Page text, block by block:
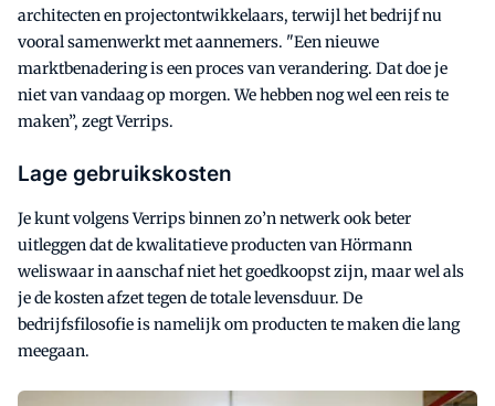
architecten en projectontwikkelaars, terwijl het bedrijf nu
vooral samenwerkt met aannemers. "Een nieuwe
marktbenadering is een proces van verandering. Dat doe je
niet van vandaag op morgen. We hebben nog wel een reis te
maken”, zegt Verrips.
Lage gebruikskosten
Je kunt volgens Verrips binnen zo’n netwerk ook beter
uitleggen dat de kwalitatieve producten van Hörmann
weliswaar in aanschaf niet het goedkoopst zijn, maar wel als
je de kosten afzet tegen de totale levensduur. De
bedrijfsfilosofie is namelijk om producten te maken die lang
meegaan.